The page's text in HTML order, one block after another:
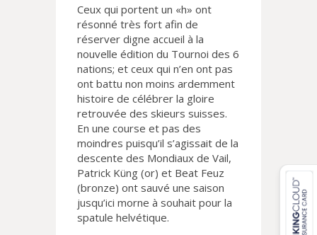
Ceux qui portent un «h» ont
résonné très fort afin de
réserver digne accueil à la
nouvelle édition du Tournoi des 6
nations; et ceux qui n’en ont pas
ont battu non moins ardemment
histoire de célébrer la gloire
retrouvée des skieurs suisses.
En une course et pas des
moindres puisqu’il s’agissait de la
descente des Mondiaux de Vail,
Patrick Küng (or) et Beat Feuz
(bronze) ont sauvé une saison
jusqu’ici morne à souhait pour la
spatule helvétique.